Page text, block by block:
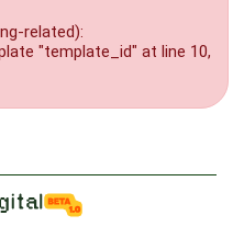
related):
"template_id" at line 10,